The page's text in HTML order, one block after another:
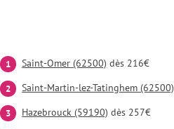
Saint-Omer (62500) dès 216€
Saint-Martin-lez-Tatinghem (62500)
Hazebrouck (59190) dès 257€